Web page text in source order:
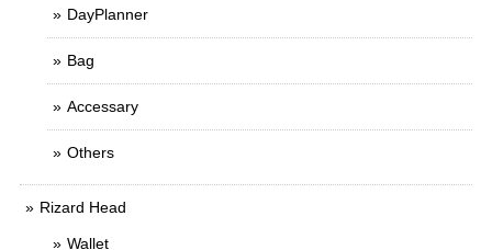
DayPlanner
Bag
Accessary
Others
Rizard Head
Wallet